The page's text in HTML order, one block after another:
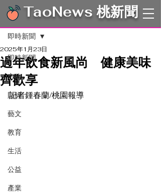
TaoNews 桃新聞
文章
即時新聞
市政
財經
藝文
教育
生活
公益
產業
即時新聞
過年飲食新風尚 健康美味
齊歡享
2025年1月23日
記者鍾春蘭/桃園報導